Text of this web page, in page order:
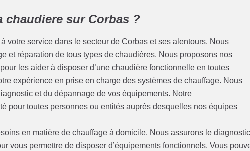
chaudiere sur Corbas ?
votre service dans le secteur de Corbas et ses alentours. Nous
et réparation de tous types de chaudières. Nous proposons nos
les aider à disposer d’une chaudière fonctionnelle en toutes
expérience en prise en charge des systèmes de chauffage. Nous
et du dépannage de vos équipements. Notre
pour toutes personnes ou entités auprès desquelles nos équipes
en matière de chauffage à domicile. Nous assurons le
vous permettre de disposer d’équipements fonctionnels. Vous